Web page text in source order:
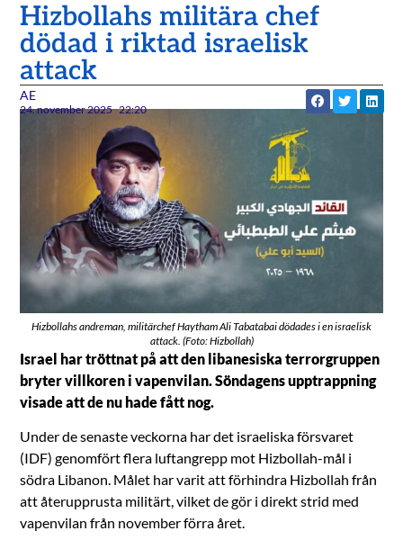
Hizbollahs militära chef
dödad i riktad israelisk
attack
AE
24. november 2025 22:20
Hizbollahs andreman, militärchef Haytham Ali Tabatabai dödades i en israelisk
attack. (Foto: Hizbollah)
Israel har tröttnat på att den libanesiska terrorgruppen
bryter villkoren i vapenvilan. Söndagens upptrappning
visade att de nu hade fått nog.
Under de senaste veckorna har det israeliska försvaret
(IDF) genomfört flera luftangrepp mot Hizbollah-mål i
södra Libanon. Målet har varit att förhindra Hizbollah från
att återupprusta militärt, vilket de gör i direkt strid med
vapenvilan från november förra året.